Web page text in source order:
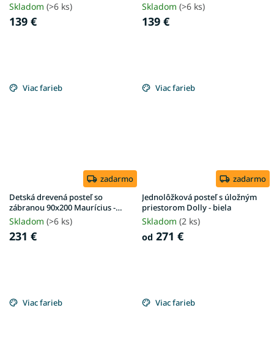
Skladom (>6 ks)
139 €
Skladom (>6 ks)
139 €
Viac farieb
zadarmo
Detská drevená posteľ so
zábranou 90x200 Maurícius -
biela
Skladom (>6 ks)
231 €
Viac farieb
zadarmo
Jednolôžková posteľ s úložným
priestorom Dolly - biela
Skladom (2 ks)
od 271 €
Viac farieb Viac farieb